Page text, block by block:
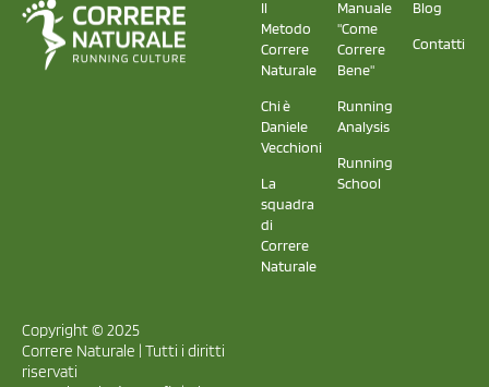
Il
Metodo
Correre
Naturale
Chi è
Daniele
Vecchioni
La
squadra
di
Correre
Naturale
Manuale
"Come
Correre
Bene"
Running
Analysis
Running
School
Blog
Contatti
Copyright © 2025
Correre Naturale | Tutti i diritti
riservati